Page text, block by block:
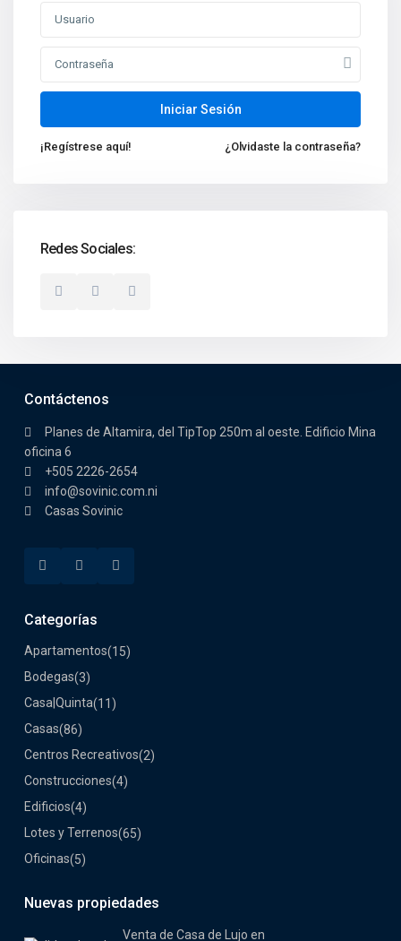
Iniciar Sesión
¡Regístrese aquí! ¿Olvidaste la contraseña?
Redes Sociales:
Contáctenos
Planes de Altamira, del TipTop 250m al oeste. Edificio Mina
oficina 6
+505 2226-2654
info@sovinic.com.ni
Casas Sovinic
Categorías
Apartamentos(15)
Bodegas(3)
Casa|Quinta(11)
Casas(86)
Centros Recreativos(2)
Construcciones(4)
Edificios(4)
Lotes y Terrenos(65)
Oficinas(5)
Nuevas propiedades
Venta de Casa de Lujo en